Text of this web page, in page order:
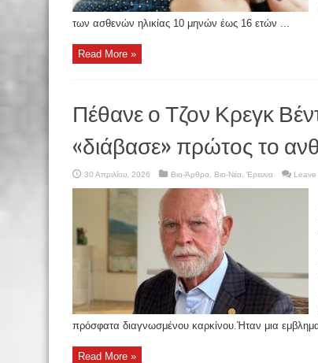
των ασθενών ηλικίας 10 μηνών έως 16 ετών ...
Read More »
Πέθανε ο Τζον Κρεγκ
«διάβασε» πρώτος το
30 Απριλίου, 2026 Βιο-Άρθρα Βιο-Νέα Έρευνα
πρόσφατα διαγνωσμένου καρκίνου.Ήταν μια
Read More »